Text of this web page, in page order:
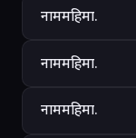
नाममहिमा.
नाममहिमा.
नाममहिमा.